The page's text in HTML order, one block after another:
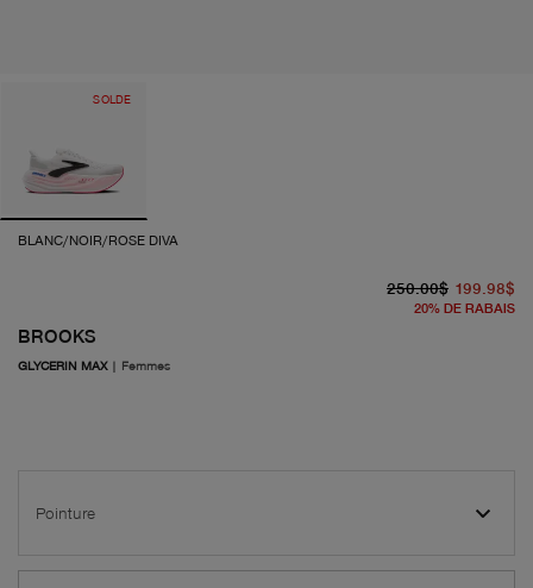
SOLDE
BLANC/NOIR/ROSE DIVA
BROOKS
GLYCERIN MAX| Femmes
250.00$ 199.98$
20% DE RABAIS
Pointure